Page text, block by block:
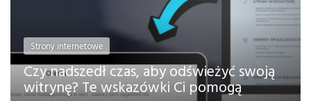
Strony internetowe
Czy nadszedł czas, aby odświeżyć swoją
witrynę? Te wskazówki Ci pomogą